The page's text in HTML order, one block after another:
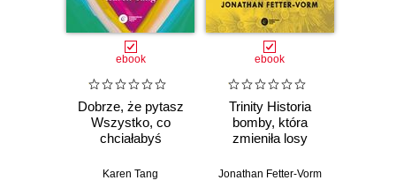
ebook
Dobrze, że pytasz
Wszystko, co
chciałabyś
zdrowiu
Karen Tang
ebook
Trinity Historia
bomby, która
zmieniła losy
Jonathan Fetter-Vorm